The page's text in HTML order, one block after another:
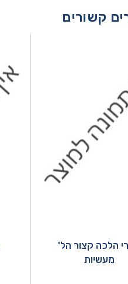
קשורים
הלכה קצור הל'
מעשיות